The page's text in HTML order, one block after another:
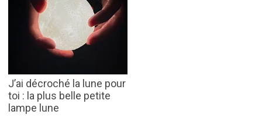
J’ai décroché la lune pour
toi : la plus belle petite
lampe lune